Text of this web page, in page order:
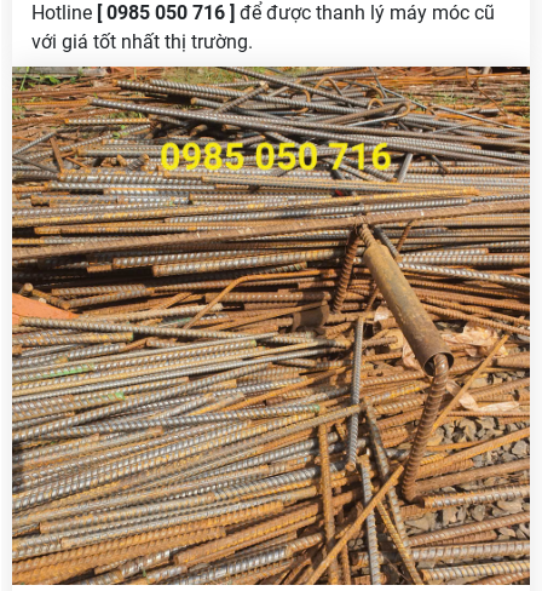
Hotline [ 0985 050 716 ] để được thanh lý máy móc cũ
với giá tốt nhất thị trường.